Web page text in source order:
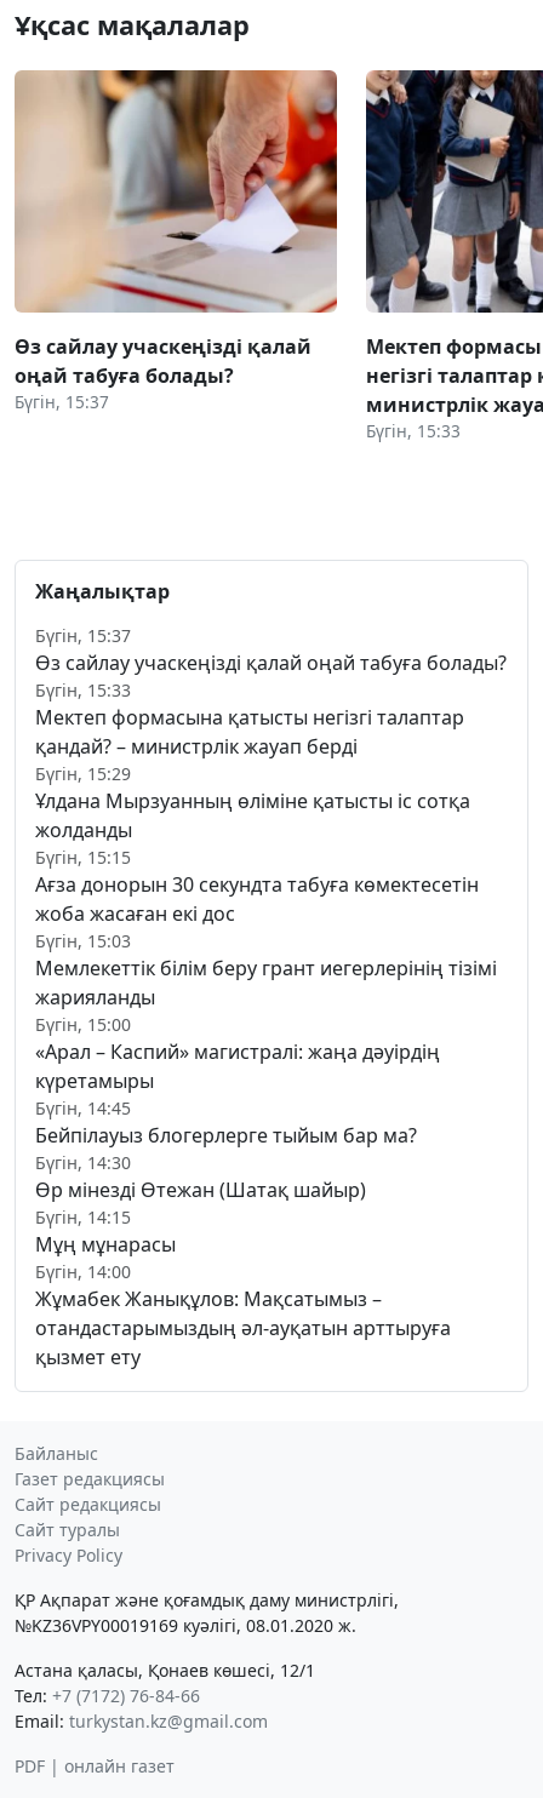
Ұқсас мақалалар
Өз сайлау учаскеңізді қалай
оңай табуға болады?
Бүгін, 15:37
Мектеп
негізгі
министрлік
Бүгін, 15:33
Жаңалықтар
Бүгін, 15:37
Өз сайлау учаскеңізді қалай оңай табуға болады?
Бүгін, 15:33
Мектеп формасына қатысты негізгі талаптар
қандай? – министрлік жауап берді
Бүгін, 15:29
Ұлдана Мырзуанның өліміне қатысты іс сотқа
жолданды
Бүгін, 15:15
Ағза донорын 30 секундта табуға көмектесетін
жоба жасаған екі дос
Бүгін, 15:03
Мемлекеттік білім беру грант иегерлерінің тізімі
жарияланды
Бүгін, 15:00
«Арал – Каспий» магистралі: жаңа дәуірдің
күретамыры
Бүгін, 14:45
Бейпілауыз блогерлерге тыйым бар ма?
Бүгін, 14:30
Өр мінезді Өтежан (Шатақ шайыр)
Бүгін, 14:15
Мұң мұнарасы
Бүгін, 14:00
Жұмабек Жанықұлов: Мақсатымыз –
отандастарымыздың әл-ауқатын арттыруға
қызмет ету
Байланыс
Газет редакциясы
Сайт редакциясы
Сайт туралы
Privacy Policy
ҚР Ақпарат және қоғамдық даму министрлігі,
№KZ36VPY00019169 куәлігі, 08.01.2020 ж.
Астана қаласы, Қонаев көшесі, 12/1
Тел: +7 (7172) 76-84-66
Email: turkystan.kz@gmail.com
PDF | онлайн газет